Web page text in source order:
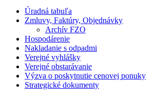
Úradná tabuľa
Zmluvy, Faktúry, Objednávky
Archív FZO
Hospodárenie
Nakladanie s odpadmi
Verejné vyhlášky
Verejné obstarávanie
Výzva o poskytnutie cenovej ponuky
Strategické dokumenty